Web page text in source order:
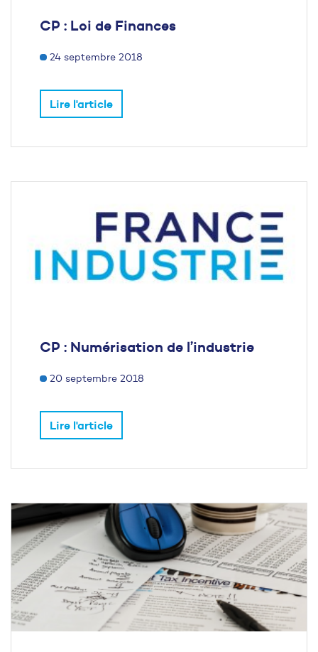
CP : Loi de Finances
24 septembre 2018
Lire l'article
CP : Numérisation de l’industrie
20 septembre 2018
Lire l'article